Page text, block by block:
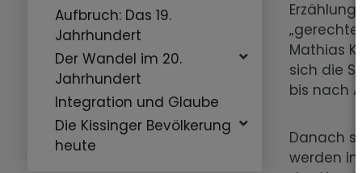
Aufbruch: Das 19.
Jahrhundert
Der Wandel im 20.
Jahrhundert
Integration und Glaube
Die Kissinger Bevölkerung
heute
Mathias
sich die
bis nach
Danach
werden